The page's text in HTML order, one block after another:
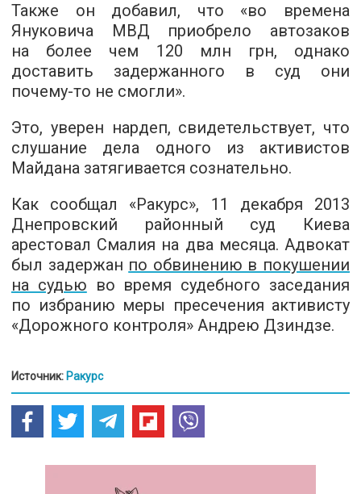
Также он добавил, что «во времена
Януковича МВД приобрело автозаков
на более чем 120 млн грн, однако
доставить задержанного в суд они
почему-то не смогли».
Это, уверен нардеп, свидетельствует, что
слушание дела одного из активистов
Майдана затягивается сознательно.
Как сообщал «Ракурс», 11 декабря 2013
Днепровский районный суд Киева
арестовал Смалия на два месяца. Адвокат
был задержан по обвинению в покушении
на судью во время судебного заседания
по избранию меры пресечения активисту
«Дорожного контроля» Андрею Дзиндзе.
Источник: Ракурс